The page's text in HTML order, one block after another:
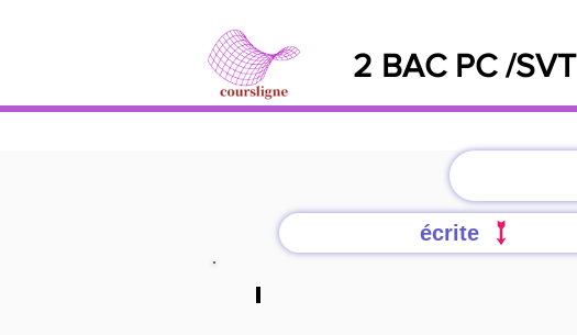
2 BAC PC /SVT
écrite